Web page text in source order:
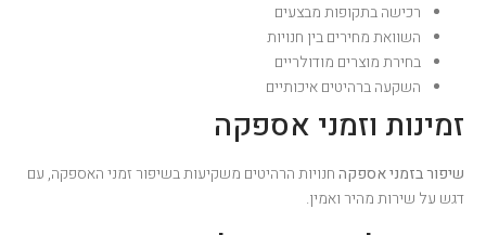
רכישה בתקופות מבצעים
השוואת מחירים בין חנויות
בחירת מוצרים מודולריים
השקעה ברהיטים איכותיים
זמינות וזמני אספקה
שיפור בזמני אספקהחנויות הרהיטים משקיעות בשיפור זמני האספקה, עם
דגש על שירות מהיר ואמין.